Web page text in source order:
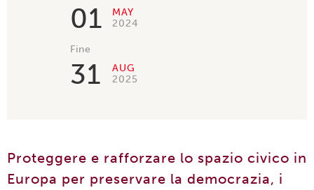
01
MAY
2024
Fine
31
AUG
2025
Proteggere e rafforzare lo spazio civico in
Europa per preservare la democrazia, i